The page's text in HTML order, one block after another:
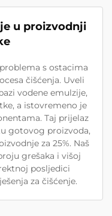
u proizvodnji
s ostacima
čišćenja. Uveli
vodene emulzije,
a istovremeno je
Taj prijelaz
gotovog proizvoda,
za 25%. Naš
grešaka i višoj
posljedici
za čišćenje.